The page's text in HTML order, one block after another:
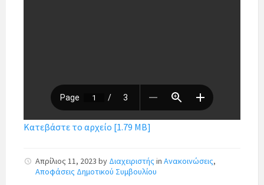
Κατεβάστε το αρχείο [1.79 MB]
Απρίλιος 11, 2023 by Διαχειριστής in Ανακοινώσεις,
Αποφάσεις Δημοτικού Συμβουλίου